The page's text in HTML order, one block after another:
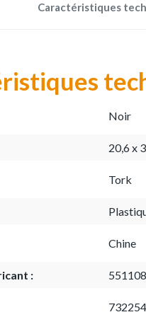
Caractéristiques
Noir
20,6 x
Tork
Chine
: 551108